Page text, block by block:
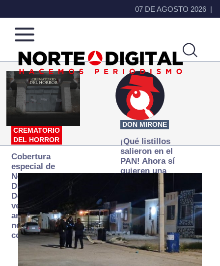
07 DE AGOSTO 2026
Norte
de
Ciudad
Más
que
noticias,
hacemos periodismo
CREMATORIO
DEL HORROR
Cobertura
especial de
Norte
Digital:
Donde la
verdad
arde… pero
no se
consume
DON MIRONE
¡Qué listillos
salieron en el
PAN! Ahora sí
quieren una
autónoma… y
transexenal